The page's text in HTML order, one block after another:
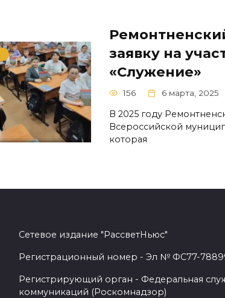
заявку на
«Служение»
156 6 марта, 2025
В 2025 году
Всероссийской
которая
Сетевое издание "РассветНьюс"
Регистрационный номер - Эл № ФС77-78899
Регистрирующий орган - Федеральная
коммуникаций (Роскомнадзор)